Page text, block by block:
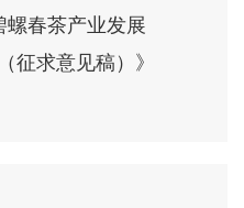
螺春茶产业发展
求意见稿）》